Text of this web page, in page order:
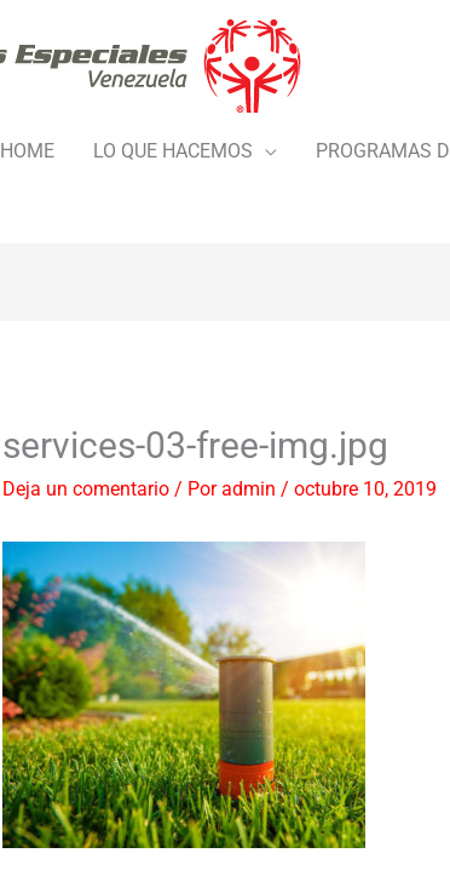
HOME LO QUE HACEMOS PROGRAMAS
services-03-free-img.jpg
Deja un comentario / Poradmin / octubre 10, 2019